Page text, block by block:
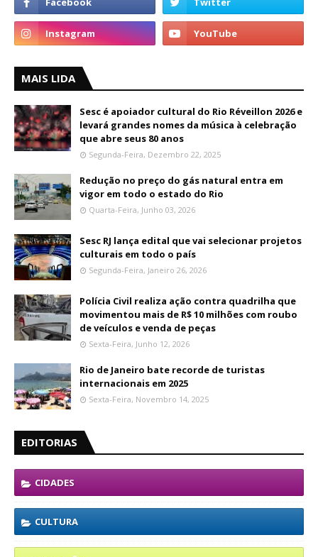
MAIS LIDA
Sesc é apoiador cultural do Rio Réveillon 2026 e
levará grandes nomes da música à celebração
que abre seus 80 anos
Segunda-Feira, Dezembro 22, 2025
Redução no preço do gás natural entra em
vigor em todo o estado do Rio
Quarta-Feira, Junho 03, 2026
Sesc RJ lança edital que vai selecionar projetos
culturais em todo o país
Segunda-Feira, Janeiro 26, 2026
Polícia Civil realiza ação contra quadrilha que
movimentou mais de R$ 10 milhões com roubo
de veículos e venda de peças
Sexta-Feira, Junho 12, 2026
Rio de Janeiro bate recorde de turistas
internacionais em 2025
Sexta-Feira, Novembro 14, 2025
EDITORIAS
CIDADES
CULTURA